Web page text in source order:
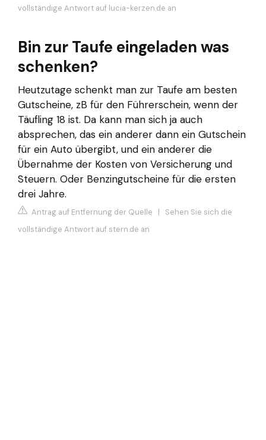
vollständige Antwort auf lucia-kerzen.de an
Bin zur Taufe eingeladen was
schenken?
Heutzutage schenkt man zur Taufe am besten
Gutscheine, zB für den Führerschein, wenn der
Täufling 18 ist. Da kann man sich ja auch
absprechen, das ein anderer dann ein Gutschein
für ein Auto übergibt, und ein anderer die
Übernahme der Kosten von Versicherung und
Steuern. Oder Benzingutscheine für die ersten
drei Jahre.
Antrag auf Entfernung der Quelle | Sehen Sie sich die
vollständige Antwort auf stern.de an